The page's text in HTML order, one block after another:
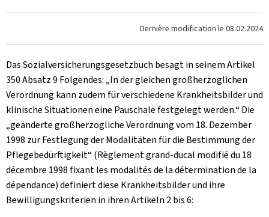
Dernière modification le 08.02.2024
Das Sozialversicherungsgesetzbuch besagt in seinem Artikel
350 Absatz 9 Folgendes: „In der gleichen großherzoglichen
Verordnung kann zudem für verschiedene Krankheitsbilder und
klinische Situationen eine Pauschale festgelegt werden.“ Die
„geänderte großherzogliche Verordnung vom 18. Dezember
1998 zur Festlegung der Modalitäten für die Bestimmung der
Pflegebedürftigkeit“ (Règlement grand-ducal modifié du 18
décembre 1998 fixant les modalités de la détermination de la
dépendance) definiert diese Krankheitsbilder und ihre
Bewilligungskriterien in ihren Artikeln 2 bis 6: